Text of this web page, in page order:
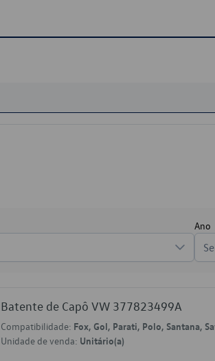
Ano
Batente de Capô VW 377823499A
Compatibilidade: Fox, Gol, Parati, Polo, Santana,
Unidade de venda: Unitário(a)